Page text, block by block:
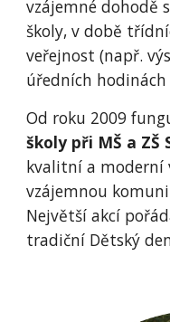
vzájemné dohodě
školy, v době
veřejnost (např.
úředních hodinách
Od roku 2009
školy při MŠ a ZŠ
kvalitní a moderní
vzájemnou
Největší akcí
tradiční Dětský